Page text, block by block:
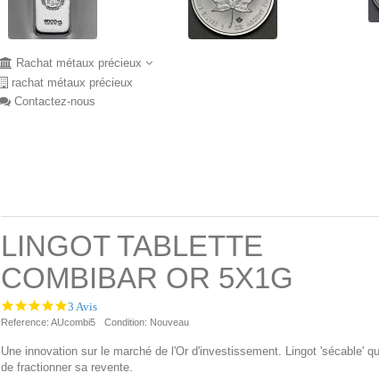
Rachat métaux précieux
rachat métaux précieux
Contactez-nous
LINGOT TABLETTE
COMBIBAR OR 5X1G
5.0
star
3 Avis
Reference: AUcombi5 Condition: Nouveau
Une innovation sur le marché de l'Or d'investissement. Lingot 'sécable'
de fractionner sa revente.